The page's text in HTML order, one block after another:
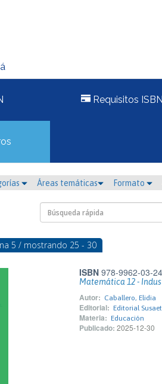
Requisitos ISBN
Áreas temáticas Formato
5 / mostrando 25 - 30
ISBN 978-9962-03-
Matemática 12 -
Autor: Caballero, Elidia
Editorial: Editorial
Materia: Educación
Publicado: 2025-12-30